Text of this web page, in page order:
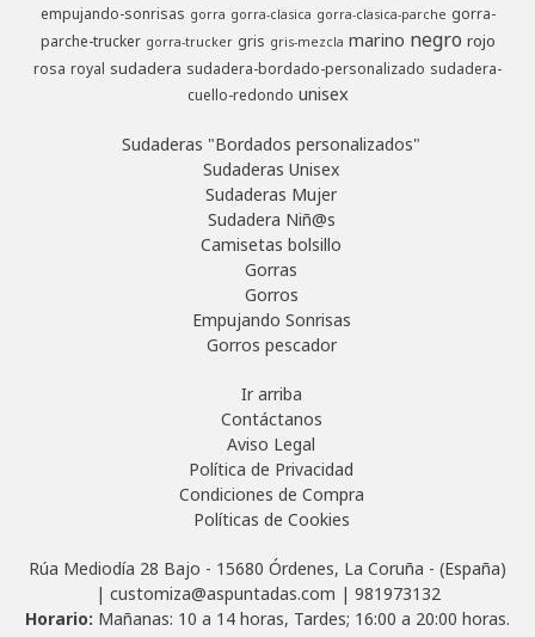
empujando-sonrisas gorra gorra-clasica gorra-clasica-parche gorra-
parche-trucker gorra-trucker gris gris-mezcla marino negro rojo
rosa royal sudadera sudadera-bordado-personalizado sudadera-
cuello-redondo unisex
Sudaderas "Bordados personalizados"
Sudaderas Unisex
Sudaderas Mujer
Sudadera Niñ@s
Camisetas bolsillo
Gorras
Gorros
Empujando Sonrisas
Gorros pescador
Ir arriba
Contáctanos
Aviso Legal
Política de Privacidad
Condiciones de Compra
Políticas de Cookies
Rúa Mediodía 28 Bajo - 15680 Órdenes, La Coruña - (España)
| customiza@aspuntadas.com | 981973132
Horario: Mañanas: 10 a 14 horas, Tardes; 16:00 a 20:00 horas.